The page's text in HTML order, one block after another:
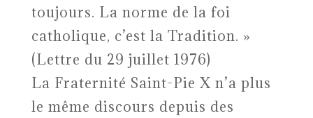
toujours. La norme de la foi
catholique, c’est la Tradition. »
(Lettre du 29 juillet 1976)
La Fraternité Saint-Pie X n’a plus
le même discours depuis des